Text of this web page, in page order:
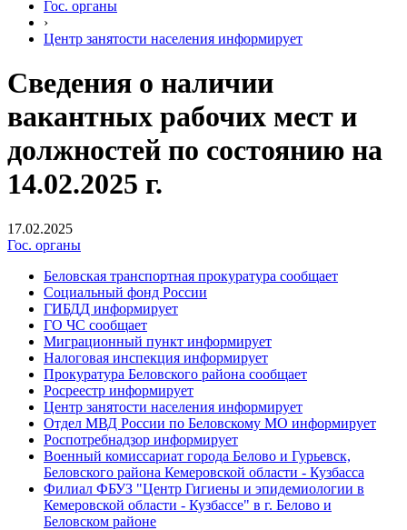
Гос. органы
›
Центр занятости населения информирует
Сведения о наличии
вакантных рабочих мест и
должностей по состоянию на
14.02.2025 г.
17.02.2025
Гос. органы
Беловская транспортная прокуратура сообщает
Социальный фонд России
ГИБДД информирует
ГО ЧС сообщает
Миграционный пункт информирует
Налоговая инспекция информирует
Прокуратура Беловского района сообщает
Росреестр информирует
Центр занятости населения информирует
Отдел МВД России по Беловскому МО информирует
Роспотребнадзор информирует
Военный комиссариат города Белово и Гурьевск,
Беловского района Кемеровской области - Кузбасса
Филиал ФБУЗ "Центр Гигиены и эпидемиологии в
Кемеровской области - Кузбассе" в г. Белово и
Беловском районе